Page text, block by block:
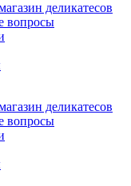
деликатесов
вопросы
деликатесов
вопросы